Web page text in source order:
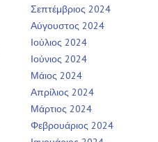
Σεπτέμβριος 2024
Αύγουστος 2024
Ιούλιος 2024
Ιούνιος 2024
Μάιος 2024
Απρίλιος 2024
Μάρτιος 2024
Φεβρουάριος 2024